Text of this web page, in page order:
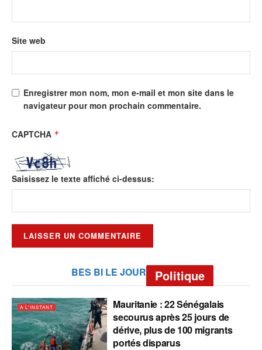
Site web
Enregistrer mon nom, mon e-mail et mon site dans le
navigateur pour mon prochain commentaire.
CAPTCHA *
Saisissez le texte affiché ci-dessus:
BES BI LE JOUR Politique
A L'INSTANT
Mauritanie : 22 Sénégalais
secourus après 25 jours de
dérive, plus de 100 migrants
portés disparus